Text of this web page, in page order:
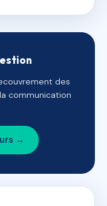
des
communication
→